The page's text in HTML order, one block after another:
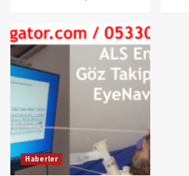
Haberler